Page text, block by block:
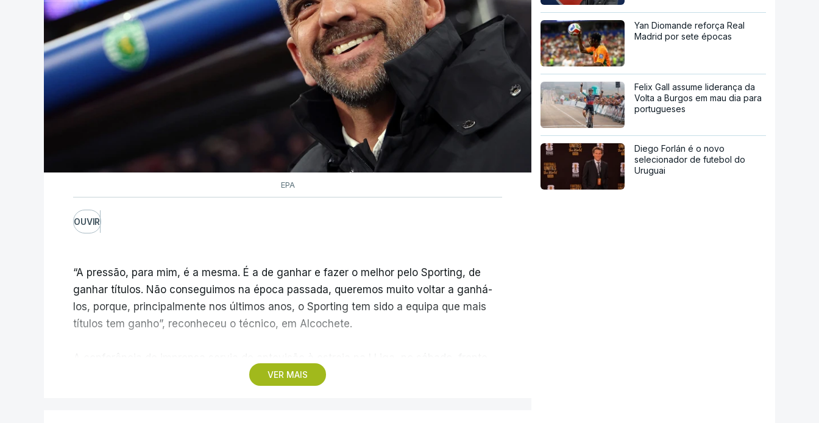
EPA
OUVIR
VER MAIS
“A pressão, para mim, é a mesma. É a de ganhar e fazer o melhor pelo Sporting, de
ganhar títulos. Não conseguimos na época passada, queremos muito voltar a ganhá-
los, porque, principalmente nos últimos anos, o Sporting tem sido a equipa que mais
títulos tem ganho”, reconheceu o técnico, em Alcochete.
ao Estrela da Amadora, mas foi dominada pela atividade dos ‘leões’ no mercado de
Yan Diomande reforça Real
Madrid por sete épocas
Felix Gall assume liderança da
Volta a Burgos em mau dia para
portugueses
Diego Forlán é o novo
selecionador de futebol do
Uruguai